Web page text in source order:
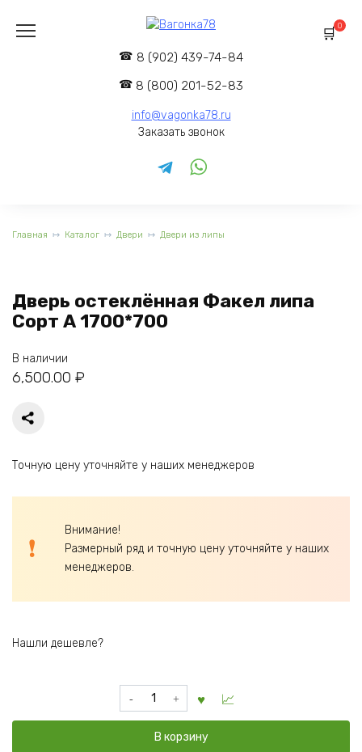
содержанию
8 (902) 439-74-84
8 (800) 201-52-83
info@vagonka78.ru
Заказать звонок
0
Главная Каталог Двери Двери из липы
Дверь остеклённая Факел липа
Сорт А 1700*700
В наличии
6,500.00 ₽
Точную цену уточняйте у наших менеджеров
Внимание!
Размерный ряд и точную цену уточняйте у наших
менеджеров.
Нашли дешевле?
Количество
товара
остеклённая
В корзину